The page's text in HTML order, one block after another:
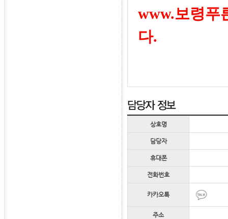
www.보령
다.
상호명
담당자
휴대폰
전화번호
카카오톡
주소